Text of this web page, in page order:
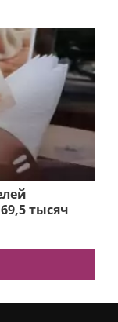
тысяч